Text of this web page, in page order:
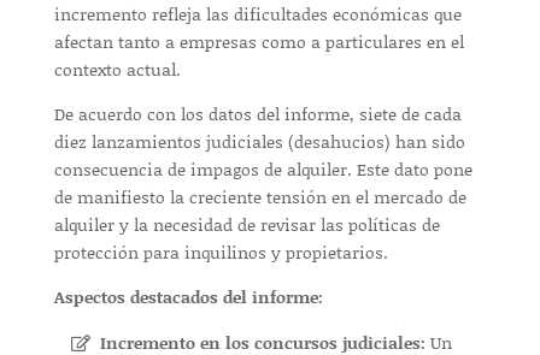
incremento refleja las dificultades económicas que
afectan tanto a empresas como a particulares en el
contexto actual.
De acuerdo con los datos del informe, siete de cada
diez lanzamientos judiciales (desahucios) han sido
consecuencia de impagos de alquiler. Este dato pone
de manifiesto la creciente tensión en el mercado de
alquiler y la necesidad de revisar las políticas de
protección para inquilinos y propietarios.
Aspectos destacados del informe:
Incremento en los concursos judiciales: Un